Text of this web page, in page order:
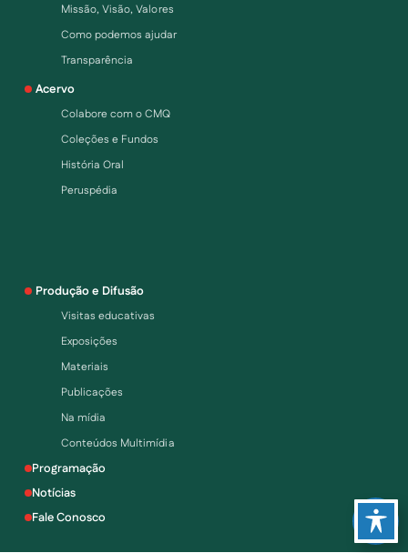
Missão, Visão, Valores
Como podemos ajudar
Transparência
Acervo
Colabore com o CMQ
Coleções e Fundos
História Oral
Peruspédia
Produção e Difusão
Visitas educativas
Exposições
Materiais
Publicações
Na mídia
Conteúdos Multimídia
Programação
Notícias
Fale Conosco